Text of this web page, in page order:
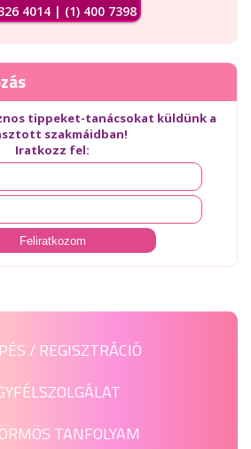
4014 | (1) 400 7398
tippeket-tanácsokat küldünk a
szakmáidban!
Iratkozz fel:
/ REGISZTRÁCIÓ
TANFOLYAM